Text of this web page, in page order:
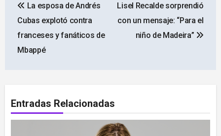
de
entradas
La esposa de Andrés
Cubas explotó contra
franceses y fanáticos de
Mbappé
Lisel Recalde sorprendió
con un mensaje: “Para el
niño de Madeira”
Entradas Relacionadas